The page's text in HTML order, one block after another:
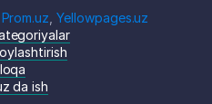
Prom.uz ,Yellowpages.uz
da ish